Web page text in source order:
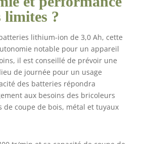
: GSA 12V-14, 2
batteries 12V 3, 0
rapide, 2 lames (S
522 EF/ S 511 DF),
calage L-BOXX
pour chargeur,
calage L-BOXX
pour outil, L-BOXX
102, couvercle
limites ?
lithium-ion de 3,0 Ah, cette
notable pour un appareil
il est conseillé de prévoir une
de journée pour un usage
des batteries répondra
aux besoins des bricoleurs
de coupe de bois, métal et tuyaux